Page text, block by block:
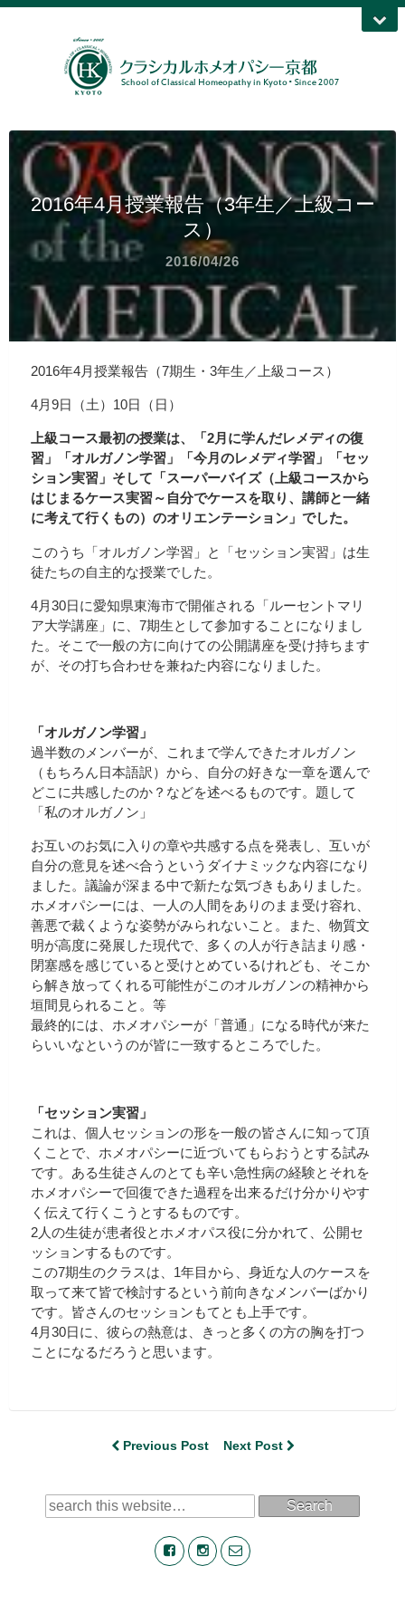
2016年4月授業報告（3年生／上級コー
ス）
2016/04/26
2016年4月授業報告（7期生・3年生／上級コース）
4月9日（土）10日（日）
上級コース最初の授業は、「2月に学んだレメディの復
習」「オルガノン学習」「今月のレメディ学習」「セッ
ション実習」そして「スーパーバイズ（上級コースから
はじまるケース実習～自分でケースを取り、講師と一緒
に考えて行くもの）のオリエンテーション」でした。
このうち「オルガノン学習」と「セッション実習」は生
徒たちの自主的な授業でした。
4月30日に愛知県東海市で開催される「ルーセントマリ
ア大学講座」に、7期生として参加することになりまし
た。そこで一般の方に向けての公開講座を受け持ちます
が、その打ち合わせを兼ねた内容になりました。
「オルガノン学習」
過半数のメンバーが、これまで学んできたオルガノン
（もちろん日本語訳）から、自分の好きな一章を選んで
どこに共感したのか？などを述べるものです。題して
「私のオルガノン」
お互いのお気に入りの章や共感する点を発表し、互いが
自分の意見を述べ合うというダイナミックな内容になり
ました。議論が深まる中で新たな気づきもありました。
ホメオパシーには、一人の人間をありのまま受け容れ、
善悪で裁くような姿勢がみられないこと。また、物質文
明が高度に発展した現代で、多くの人が行き詰まり感・
閉塞感を感じていると受けとめているけれども、そこか
ら解き放ってくれる可能性がこのオルガノンの精神から
垣間見られること。等
最終的には、ホメオパシーが「普通」になる時代が来た
らいいなというのが皆に一致するところでした。
「セッション実習」
これは、個人セッションの形を一般の皆さんに知って頂
くことで、ホメオパシーに近づいてもらおうとする試み
です。ある生徒さんのとても辛い急性病の経験とそれを
ホメオパシーで回復できた過程を出来るだけ分かりやす
く伝えて行くこうとするものです。
2人の生徒が患者役とホメオパス役に分かれて、公開セ
ッションするものです。
この7期生のクラスは、1年目から、身近な人のケースを
取って来て皆で検討するという前向きなメンバーばかり
です。皆さんのセッションもてとも上手です。
4月30日に、彼らの熱意は、きっと多くの方の胸を打つ
ことになるだろうと思います。
Previous Post Next Post
Search